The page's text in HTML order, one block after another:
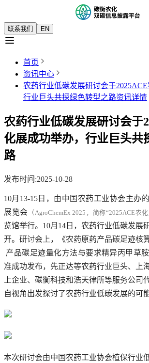
联系我们 EN
首页
资讯中心
农药行业低碳发展研讨会于2025ACE
行业巨头共探绿色转型之路资讯详情
农药行业低碳发展研讨会于
化展成功举办，行业巨头共
路
发布时间 :2025-10-28
10月13-15日，由中国农药工业协会主办
展览会 （AgroChemEx 2025，简称“2025ACE农化
览馆举行。10月14日，农药行业低碳发展
开。研讨会上，《农药原药产品碳足迹核
产品碳足迹量化方法与要求精异丙甲草
准成功发布，先正达等农药行业巨头、上
上企业、碳衡科技和浩天律所等服务公司
自视角出发探讨了农药行业低碳发展的可
本次研讨会由中国农药工业协会植保行业